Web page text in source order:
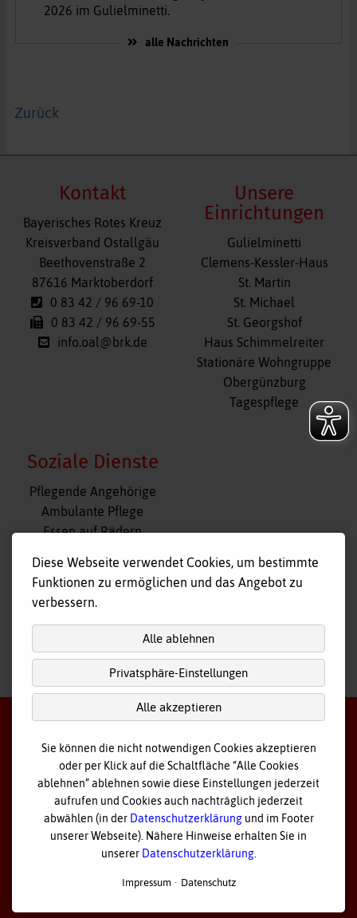
2026 im Gulielminetti.
alle Nachrichten
Zurück
Kontakt
Bayerisches Rotes Kreuz
Kreisverband Ostallgäu
Beethovenstraße 2
87616 Marktoberdorf
0 83 42 / 96 69-10
0 83 42 / 96 69-55
info.oal@brk.de
Unsere
Einrichtungen
Navigation
überspringen
Gulielminetti
Clemens-Kessler-Haus
St. Martin
St. Michael
St. Georgshof
Haus Schimmelreiter
Stationäre Wohngruppe
Obergünzburg
Tagespflege
Soziale Dienste
Navigation
überspringen
Pflegende Angehörige
Ambulante Pflege
Essen auf Rädern
Tagespflege
Hausnotruf
nach oben
2026 Bayerisches Rotes Kreuz - Kreisverband Ostallgäu
Datenschutz
Cookie Einstellungen
Diese Webseite verwendet Cookies, um bestimmte
Funktionen zu ermöglichen und das Angebot zu
verbessern.
Alle ablehnen
Privatsphäre-Einstellungen
Alle akzeptieren
Sie können die nicht notwendigen Cookies akzeptieren
oder per Klick auf die Schaltfläche “Alle Cookies
ablehnen” ablehnen sowie diese Einstellungen jederzeit
aufrufen und Cookies auch nachträglich jederzeit
abwählen (in der Datenschutzerklärungund im Footer
unserer Webseite). Nähere Hinweise erhalten Sie in
unserer Datenschutzerklärung.
Impressum Datenschutz